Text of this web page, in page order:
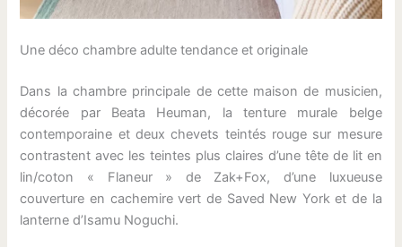
Une déco chambre adulte tendance et originale
Dans la chambre principale de cette maison de musicien,
décorée par Beata Heuman, la tenture murale belge
contemporaine et deux chevets teintés rouge sur mesure
contrastent avec les teintes plus claires d’une tête de lit en
lin/coton « Flaneur » de Zak+Fox, d’une luxueuse
couverture en cachemire vert de Saved New York et de la
lanterne d’Isamu Noguchi.